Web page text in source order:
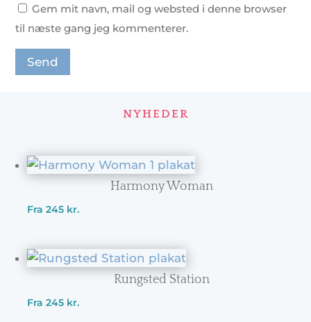
Gem mit navn, mail og websted i denne browser
til næste gang jeg kommenterer.
NYHEDER
Harmony Woman
Fra245 kr.
Rungsted Station
Fra245 kr.